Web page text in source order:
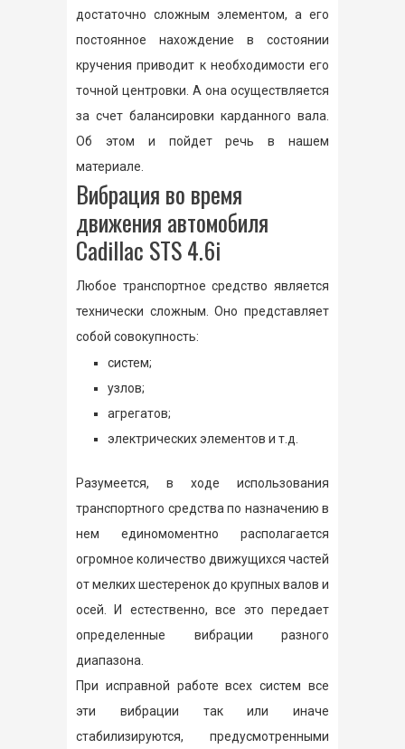
достаточно сложным элементом, а его
постоянное нахождение в состоянии
кручения приводит к необходимости его
точной центровки. А она осуществляется
за счет балансировки карданного вала.
Об этом и пойдет речь в нашем
материале.
Вибрация во время
движения автомобиля
Cadillac STS 4.6i
Любое транспортное средство является
технически сложным. Оно представляет
собой совокупность:
систем;
узлов;
агрегатов;
электрических элементов и т.д.
Разумеется, в ходе использования
транспортного средства по назначению в
нем единомоментно располагается
огромное количество движущихся частей
от мелких шестеренок до крупных валов и
осей. И естественно, все это передает
определенные вибрации разного
диапазона.
При исправной работе всех систем все
эти вибрации так или иначе
стабилизируются, предусмотренными